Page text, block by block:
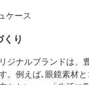
ケース
くり
ジナルブランドは、
。例えば､眼鏡素材